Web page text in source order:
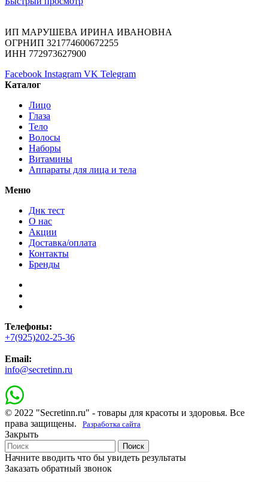
ИП МАРУШЕВА ИРИНА ИВАНОВНА
ОГРНИП 321774600672255
ИНН 772973627900
Facebook Instagram VK Telegram
Каталог
Лицо
Глаза
Тело
Волосы
Наборы
Витамины
Аппараты для лица и тела
Меню
Днк тест
О нас
Акции
Доставка/оплата
Контакты
Бренды
Телефоны:
+7(925)202-25-36
Email:
info@secretinn.ru
© 2022 "Secretinn.ru" - товары для красоты и здоровья. Все
права защищены.
Разработка сайта
Закрыть
Поиск
Начните вводить что бы увидеть результаты
Заказать обратный звонок